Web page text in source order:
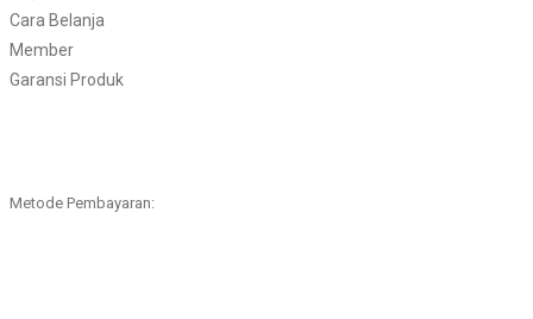
Cara Belanja
Member
Garansi Produk
Metode Pembayaran: